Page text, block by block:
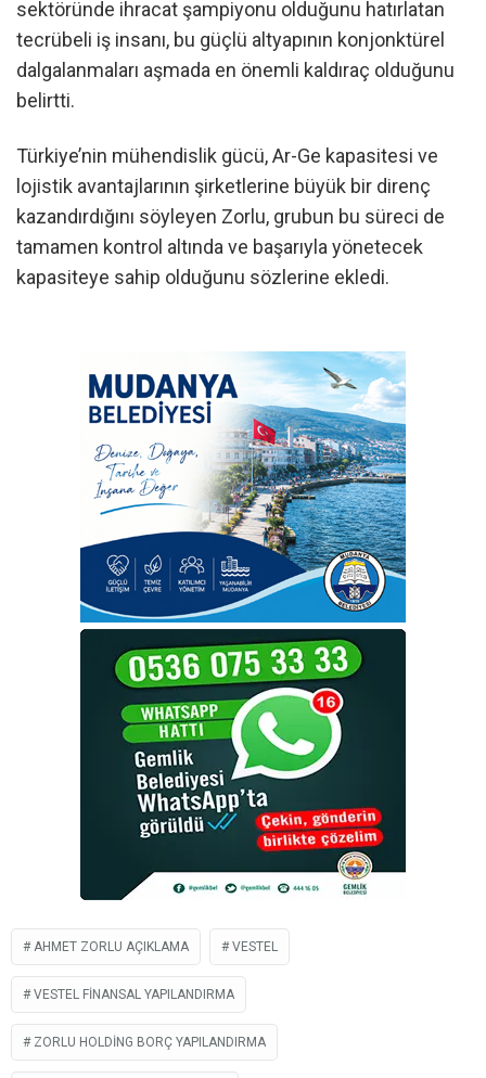
sektöründe ihracat şampiyonu olduğunu hatırlatan
tecrübeli iş insanı, bu güçlü altyapının konjonktürel
dalgalanmaları aşmada en önemli kaldıraç olduğunu
belirtti.
Türkiye’nin mühendislik gücü, Ar-Ge kapasitesi ve
lojistik avantajlarının şirketlerine büyük bir direnç
kazandırdığını söyleyen Zorlu, grubun bu süreci de
tamamen kontrol altında ve başarıyla yönetecek
kapasiteye sahip olduğunu sözlerine ekledi.
AHMET ZORLU AÇIKLAMA VESTEL
VESTEL FINANSAL YAPILANDIRMA
ZORLU HOLDING BORÇ YAPILANDIRMA